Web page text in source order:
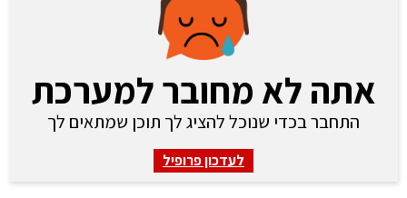
אתה לא מחובר למערכת
התחבר בכדי שנוכל להציג לך תוכן שמתאים לך
לעדכון פרופיל